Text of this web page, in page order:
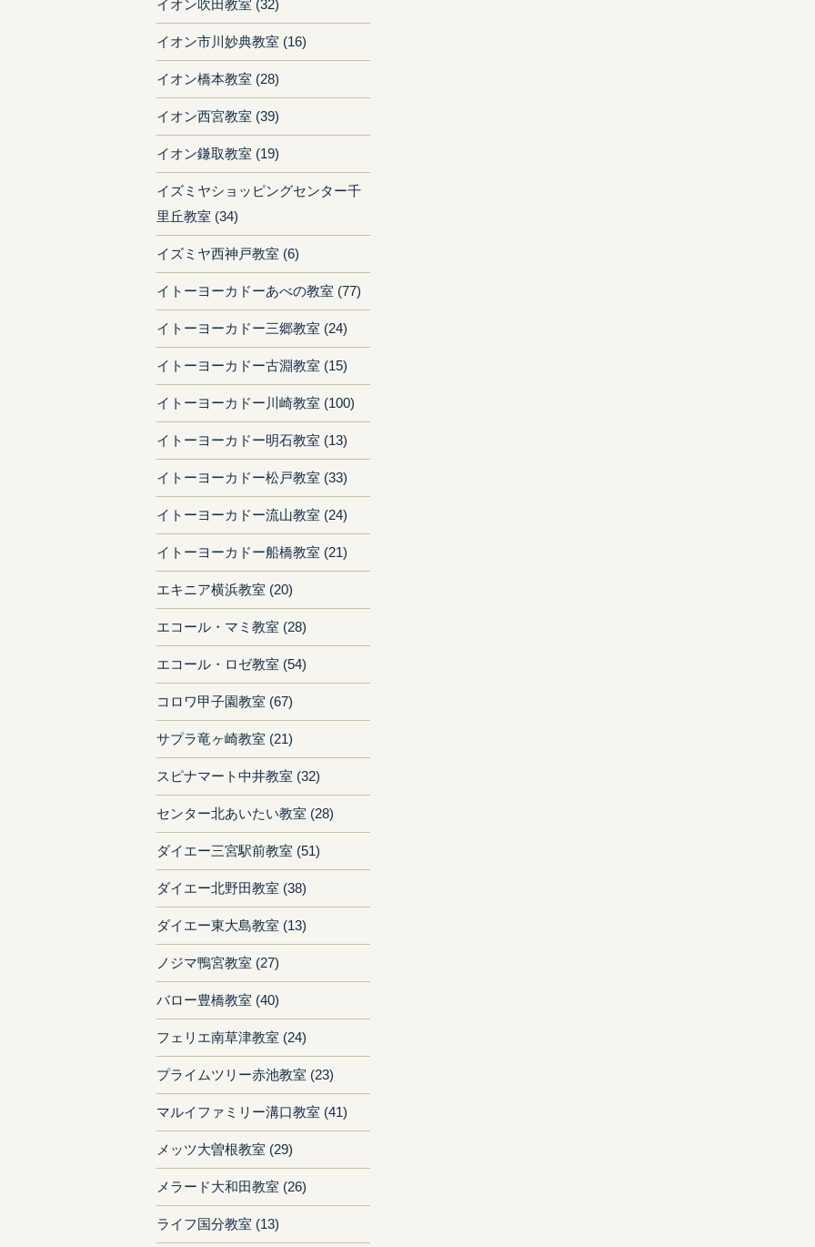
イオン吹田教室 (32)
イオン市川妙典教室 (16)
イオン橋本教室 (28)
イオン西宮教室 (39)
イオン鎌取教室 (19)
イズミヤショッピングセンター千
里丘教室 (34)
イズミヤ西神戸教室 (6)
イトーヨーカドーあべの教室 (77)
イトーヨーカドー三郷教室 (24)
イトーヨーカドー古淵教室 (15)
イトーヨーカドー川崎教室 (100)
イトーヨーカドー明石教室 (13)
イトーヨーカドー松戸教室 (33)
イトーヨーカドー流山教室 (24)
イトーヨーカドー船橋教室 (21)
エキニア横浜教室 (20)
エコール・マミ教室 (28)
エコール・ロゼ教室 (54)
コロワ甲子園教室 (67)
サプラ竜ヶ崎教室 (21)
スピナマート中井教室 (32)
センター北あいたい教室 (28)
ダイエー三宮駅前教室 (51)
ダイエー北野田教室 (38)
ダイエー東大島教室 (13)
ノジマ鴨宮教室 (27)
バロー豊橋教室 (40)
フェリエ南草津教室 (24)
プライムツリー赤池教室 (23)
マルイファミリー溝口教室 (41)
メッツ大曽根教室 (29)
メラード大和田教室 (26)
ライフ国分教室 (13)